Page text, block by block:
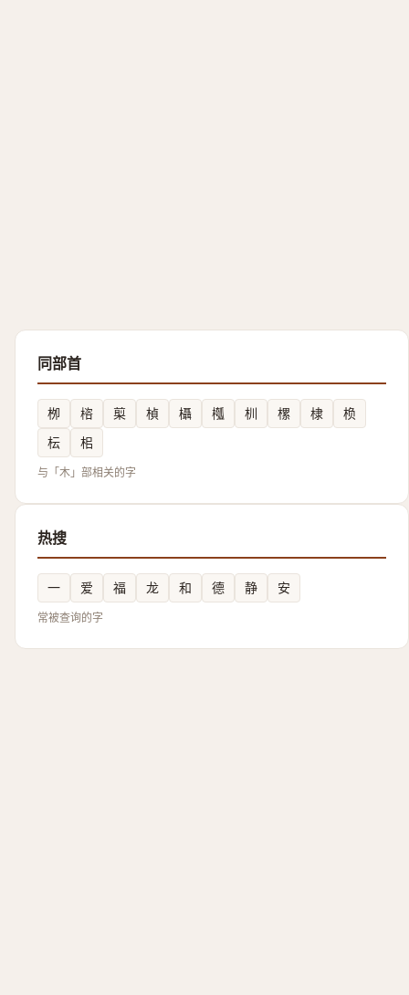
同部首
栁 㮞 㮍 楨 欇 槬 杊 樏 棣
㭥
枟
㭒
与「木」部相关的字
热搜
一 爱 福 龙 和 德 静 安
常被查询的字